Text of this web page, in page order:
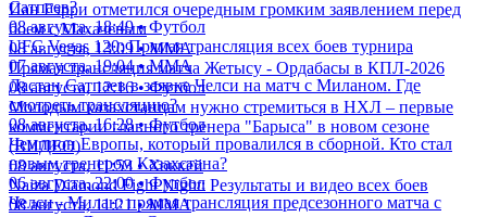
Иан Гэрри отметился очередным громким заявлением перед
боем с Махачевым
08 августа, 13:09 • ММА
Прямая трансляция матча Жетысу - Ордабасы в КПЛ-2026
08 августа, 12:16 • Футбол
Молодым казахстанцам нужно стремиться в НХЛ – первые
комментарии главного тренера "Барыса" в новом сезоне
(ВИДЕО)
08 августа, 11:53 • Хоккей
Naiza Diamond Fight Night: Результаты и видео всех боев
08 августа, 11:21 • ММА
Сатпаев?
08 августа, 18:49 • Футбол
UFC Vegas 120: Прямая трансляция всех боев турнира
07 августа, 19:04 • ММА
Дастан Сатпаев в заявке Челси на матч с Миланом. Где
смотреть трансляцию?
08 августа, 16:28 • Футбол
Чемпион Европы, который провалился в сборной. Кто стал
новым тренером Казахстана?
06 августа, 22:00 • Футбол
Челси - Милан: прямая трансляция предсезонного матча с